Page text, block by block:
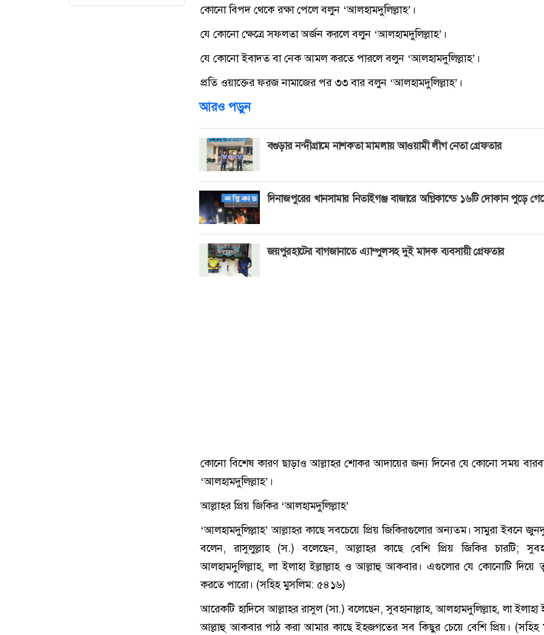
কোনো বিপদ থেকে রক্ষা পেলে বলুন ‘আলহামদুলিল্লাহ’।
যে কোনো ক্ষেত্রে সফলতা অর্জন করলে বলুন ‘আলহামদুলিল্লাহ’।
যে কোনো ইবাদত বা নেক আমল করতে পারলে বলুন ‘আলহামদুলিল্লাহ’।
প্রতি ওয়াক্তের ফরজ নামাজের পর ৩৩ বার বলুন ‘আলহামদুলিল্লাহ’।
আরও পড়ুন
বগুড়ার নন্দীগ্রামে নাশকতা মামলায় আওয়ামী লীগ নেতা গ্রেফতার
দিনাজপুরের খানসামার নিতাইগঞ্জ বাজারে অগ্নিকান্ডে ১৬টি দোকান পুড়ে
জয়পুরহাটের বাগজানাতে এ্যাম্পুলসহ দুই মাদক ব্যবসায়ী গ্রেফতার
কোনো বিশেষ কারণ ছাড়াও আল্লাহর শোকর আদায়ের জন্য দিনের যে কোনো সময়
‘আলহামদুলিল্লাহ’।
আল্লাহর প্রিয় জিকির ‘আলহামদুলিল্লাহ’
‘আলহামদুলিল্লাহ’ আল্লাহর কাছে সবচেয়ে প্রিয় জিকিরগুলোর অন্যতম। সামুরা ইবনে
বলেন, রাসুলুল্লাহ (স.) বলেছেন, আল্লাহর কাছে বেশি প্রিয় জিকির চারটি;
আলহামদুলিল্লাহ, লা ইলাহা ইল্লাল্লাহ ও আল্লাহু আকবার। এগুলোর যে কোনোটি দিয়ে
করতে পারো। (সহিহ মুসলিম: ৫৪১৬)
আরেকটি হাদিসে আল্লাহর রাসুল (সা.) বলেছেন, সুবহানাল্লাহ, আলহামদুলিল্লাহ, লা ইলাহা
আল্লাহু আকবার পাঠ করা আমার কাছে ইহজগতের সব কিছুর চেয়ে বেশি প্রিয়। (সহিহ